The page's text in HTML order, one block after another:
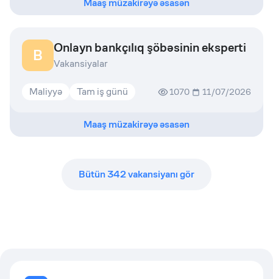
Maaş müzakirəyə əsasən
B Onlayn bankçılıq şöbəsinin eksperti
Vakansiyalar
Maliyyə Tam iş günü 1070 11/07/2026
Maaş müzakirəyə əsasən
Bütün342vakansiyanı gör